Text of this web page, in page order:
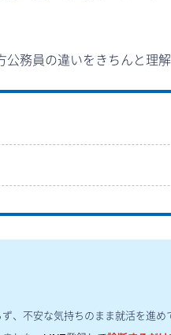
務員の違いをきちんと理解
、不安な気持ちのまま就活を進